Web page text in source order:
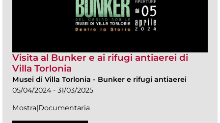
Visita al Bunker e ai rifugi antiaerei di
Villa Torlonia
Musei di Villa Torlonia - Bunker e rifugi antiaerei
05/04/2024 - 31/03/2025
Mostra|Documentaria